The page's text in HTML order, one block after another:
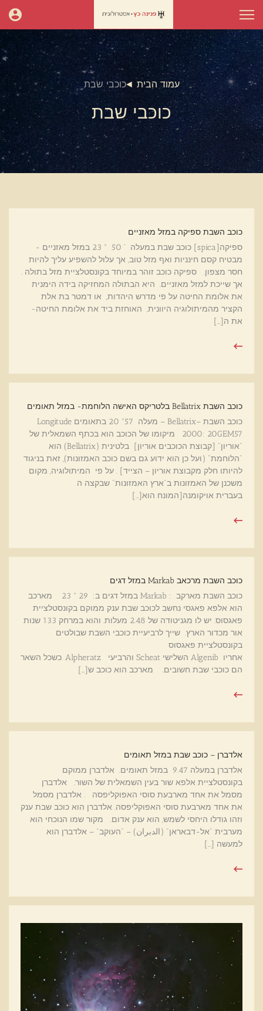
עמוד הבית כוכבי שבת
כוכבי שבת
כוכב השבת ספיקה במזל מאזניים
ספיקה[spica] כוכב שבת במעלה ' 50 ° 23 במזל מאזניים -
מבטיח קסם חינניות ואף מזל טוב, אך עלול להשפיע עליך להיות
חסר מצפון. ספיקה כוכב זוהר במיוחד בקונסטלציית מזל בתולה .
אך שייכת למזל מאזניים. היא הבתולה המחזיקה בידה הימנית
את אלומת החיטה על פי מדרש היהדות, או דמטר בת אלת
הקציר מהמיתולוגיה היוונית, האוחזת ביד את אלומת החיטה-
את ה[…]
כוכב השבת Bellatrix בלטריקס האישה הלוחמת- במזל תאומים
כוכב השבת –Bellatrix – מעלה °57 20 בתאומים Longitude
2000: 20GEM57 מיקומו של הכוכב הוא בכתף השמאלית של
"אוריון" [קבוצת הכוכבים אוריון] בלטינית (Bellatrix) הוא
"הלוחמת" (ועל כן הוא ידוע גם בשם כוכב האמזונות), זאת בניגוד
להיותו חלק מקבוצת אוריון – הצייד] . על פי המיתולוגיה, מקום
משכנן של האמזונות ב"ארץ האמזונות" שבקצה ה
בעברית אויקומנה[המונח הוא[…]
כוכב השבת מרכאב Markab במזל דגים
כוכב השבת מארקב : Markab במזל דגים ב: 29 ° 23 מארכב
הוא אלפא פאגסי נחשב לכוכב שבת ענק ממוקם בקונסטלציית
פאגסוס. יש לו מגניטודה של 2.48 מעלות. והוא במרחק 133 שנות
אור מכדור הארץ. שייך לרביעיית כוכבי השבת שבולטים
בקונסטלציית פאגסוס
אחריו Algenib השלישי Scheat והרביעי Alpheratz .כשכל השאר
הם כוכבי שבת חשובים. מארכב הוא כוכב ש[…]
אלדברן – כוכב שבת במזל תאומים
אלדברן במעלה 9.47 במזל תאומים. אלדברן ממוקם
בקונסטלציית אלפא שור בעין השמאלית של השור. אלדברן
מסמל את אחד מארבעת סוסי האפוקליפסה . אלדברן מסמל
את אחד מארבעת סוסי האפוקליפסה. אלדברן הוא כוכב שבת ענק
וזהו גודלו היחסי לשמש, הוא ענק אדום. מקור שמו הנוכחי הוא
מערבית "אל-דבאראן" (الدبران) – "העוקב" – אלדברן הוא
למעשה […]